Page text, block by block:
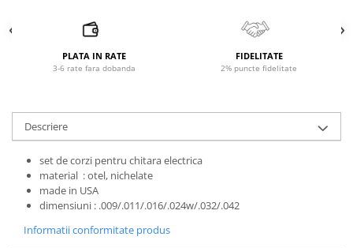
Accesorii echipamente de studio
Clape MIDI
Controllere MIDI - USB DAW
Convertoare AD/DA
Interfete audio
Interfete MIDI si Cabluri Midi-USB
Microfoane de studio
Monitoare de studio
Preamplificatoare
PLATA IN RATE
3-6 rate fara dobanda
FIDELITATE
2% puncte fidelitate
Descriere
set de corzi pentru chitara electrica
material : otel, nichelate
made in USA
dimensiuni : .009/.011/.016/.024w/.032/.042
Informatii conformitate produs